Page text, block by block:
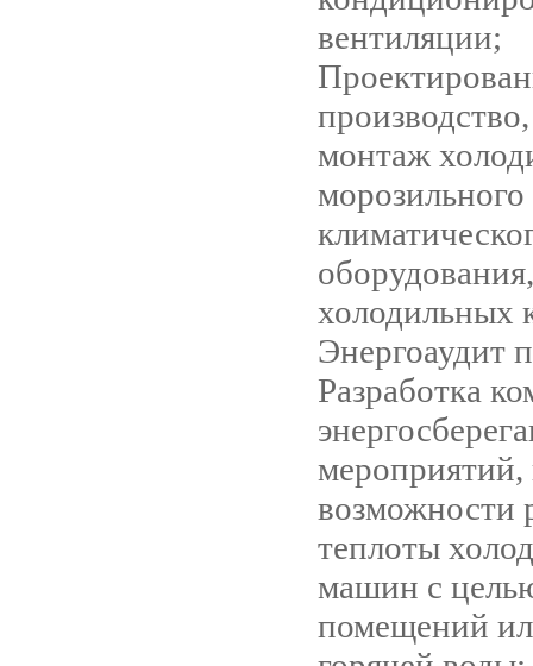
вентиляции;
монтаж
оборудования,
холодильных
Энергоаудит
Разработка
мероприятий,
возможности
теплоты
машин с
помещений